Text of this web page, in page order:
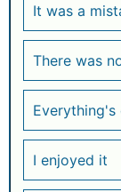
It was a
There was
Everything's
I enjoyed it